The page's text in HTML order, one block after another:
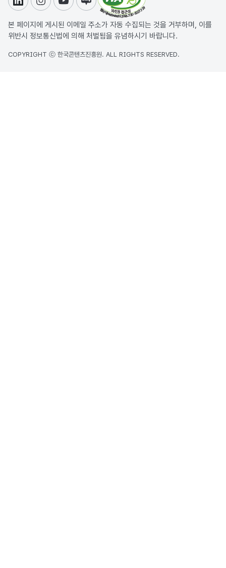
링크드인인스타그램
유튜브블로그
본 페이지에 게시된 이메일 주소가 자동 수집되는 것을 거부하며, 이를
위반시 정보통신법에 의해 처벌됨을 유념하시기 바랍니다.
COPYRIGHT ⓒ 한국콘텐츠진흥원. ALL RIGHTS RESERVED.